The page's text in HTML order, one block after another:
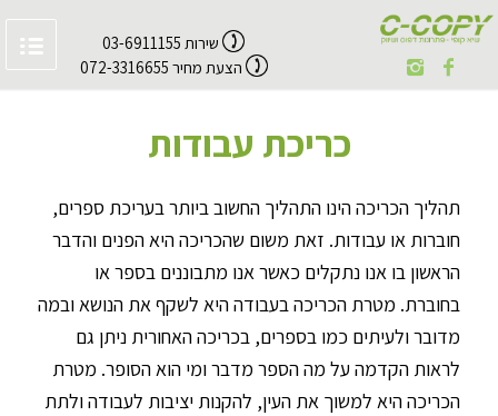
שירות 03-6911155
הצעת מחיר 072-3316655
כריכת עבודות
תהליך הכריכה הינו התהליך החשוב ביותר בעריכת ספרים,
חוברות או עבודות. זאת משום שהכריכה היא הפנים והדבר
הראשון בו אנו נתקלים כאשר אנו מתבוננים בספר או
בחוברת. מטרת הכריכה בעבודה היא לשקף את הנושא ובמה
מדובר ולעיתים כמו בספרים, בכריכה האחורית ניתן גם
לראות הקדמה על מה הספר מדבר ומי הוא הסופר. מטרת
הכריכה היא למשוך את העין, להקנות יציבות לעבודה ולתת